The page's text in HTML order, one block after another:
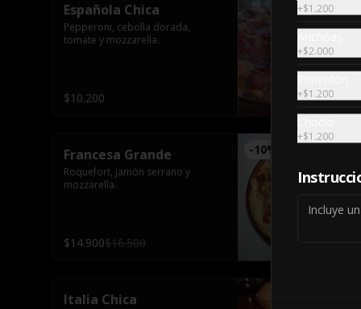
Española Chica
Pepperoni, cebolla dorada,
tomate y mozzarella.
$10.200
-10%
Francesa Grande
Roquefort, jamón serrano y
mozzarella.
$14.900$16.500
Italia Chica
+$1.200
+$2.000
+$1.200
+$1.200